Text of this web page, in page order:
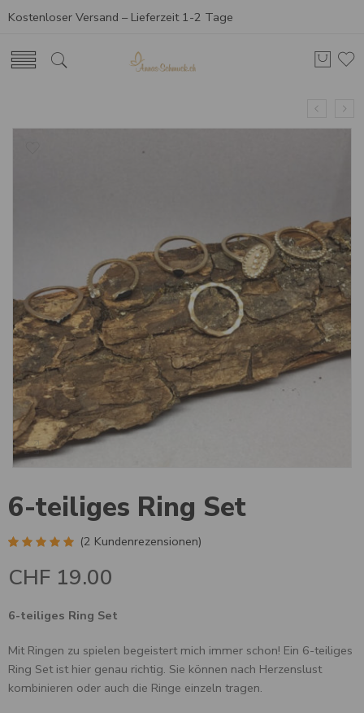
Kostenloser Versand – Lieferzeit 1-2 Tage
6-teiliges Ring Set
5.00
von 5,
basierend auf
(2 Kundenrezensionen)
CHF 19.00
6-teiliges Ring Set
Mit Ringen zu spielen begeistert mich immer schon! Ein 6-teiliges
Ring Set ist hier genau richtig. Sie können nach Herzenslust
kombinieren oder auch die Ringe einzeln tragen.